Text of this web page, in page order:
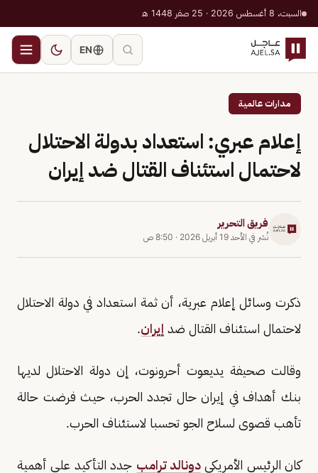
السبت، 8 أغسطس 2026 · 25 صفر 1448 هـ
EN
مدارات عالمية
إعلام عبري: استعداد بدولة الاحتلال
لاحتمال استئناف القتال ضد إيران
فريق التحرير
نُشر في الأحد 19 أبريل 2026 · 8:50 ص
ذكرت وسائل إعلام عبرية، أن ثمة استعداد في دولة الاحتلال
لاحتمال استئناف القتال ضد إيران.
وقالت صحيفة يديعوت أحرونوت، إن دولة الاحتلال لديها
بنك أهداف في إيران حال تجدد الحرب، حيث فرضت حالة
تأهب قصوى لسلاح الجو تحسبا لاستئناف الحرب.
كان الرئيس الأمريكيدونالد ترامب جدد التأكيد على أهمية